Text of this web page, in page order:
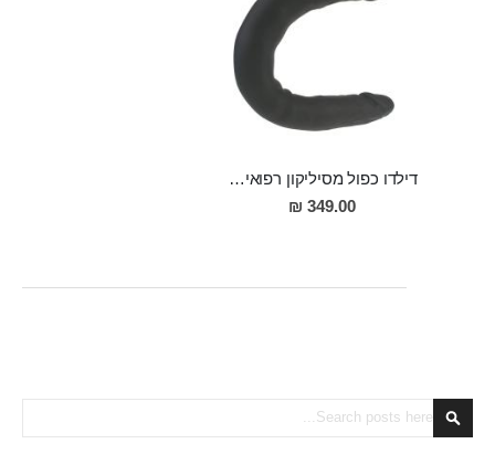
דילדו כפול מסיליקון רפואי 30 ס"מ של הנאה כפולה ברוחב של 3.5 ס"מ "Robur"
349.00 ₪
Search
Search